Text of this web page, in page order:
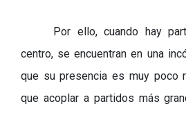
Por ello, cuando hay
centro, se encuentran en una
que su presencia es muy poco
que acoplar a partidos más